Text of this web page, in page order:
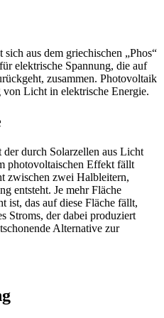
aus dem griechischen „Phos“
elektrische Spannung, die auf
zusammen. Photovoltaik
Licht in elektrische Energie.
durch Solarzellen aus Licht
photovoltaischen Effekt fällt
zwischen zwei Halbleitern,
entsteht. Je mehr Fläche
ist, das auf diese Fläche fällt,
Stroms, der dabei produziert
Alternative zur